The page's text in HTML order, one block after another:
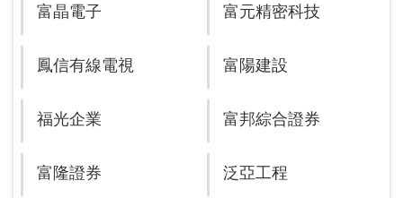
富晶電子 富元精密科技
鳳信有線電視 富陽建設
福光企業 富邦綜合證券
富隆證券 泛亞工程